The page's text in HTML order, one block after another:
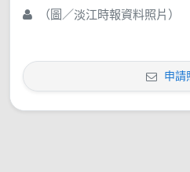
（圖／淡江時報資料照片）
申請